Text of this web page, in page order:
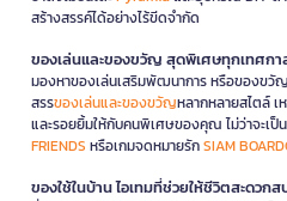
สร้างสรรค์ได้อย่างไร้ขีดจำกัด
ของเล่นและของขวัญ สุดพิเศษทุกเทศกา
มองหาของเล่นเสริมพัฒนาการ หรือของขวั
สรรของเล่นและของขวัญหลากหลายสไตล์ เ
และรอยยิ้มให้กับคนพิเศษของคุณ ไม่ว่าจะเป็
FRIENDS หรือเกมจดหมายรักSIAM
ของใช้ในบ้าน ไอเทมที่ช่วยให้ชีวิตสะดวก